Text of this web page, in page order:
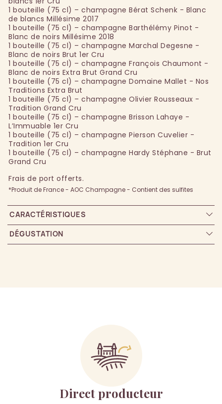
1 bouteille (75 cl) – champagne Bérat Schenk - Blanc
de blancs Millésime 2017
1 bouteille (75 cl) – champagne Barthélémy Pinot -
Blanc de noirs Millésime 2018
1 bouteille (75 cl) – champagne Marchal Degesne -
Blanc de noirs Brut 1er Cru
1 bouteille (75 cl) – champagne François Chaumont -
Blanc de noirs Extra Brut Grand Cru
1 bouteille (75 cl) – champagne Domaine Mallet - Nos
Traditions Extra Brut
1 bouteille (75 cl) – champagne Olivier Rousseaux -
Tradition Grand Cru
1 bouteille (75 cl) – champagne Brisson Lahaye -
L’Immuable 1er Cru
1 bouteille (75 cl) – champagne Pierson Cuvelier -
Tradition 1er Cru
1 bouteille (75 cl) – champagne Hardy Stéphane - Brut
Grand Cru
Frais de port offerts.
*Produit de France - AOC Champagne - Contient des sulfites
CARACTÉRISTIQUES
DÉGUSTATION
Direct producteur